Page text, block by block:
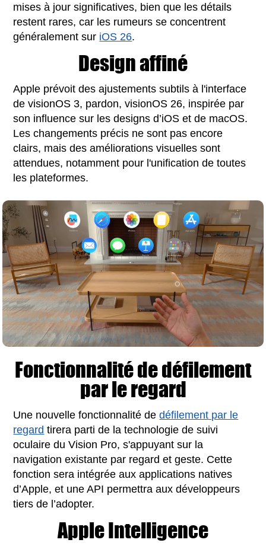
mises à jour significatives, bien que les détails
restent rares, car les rumeurs se concentrent
généralement sur iOS 26.
Design affiné
Apple prévoit des ajustements subtils à l'interface
de visionOS 3, pardon, visionOS 26, inspirée par
son influence sur les designs d’iOS et de macOS.
Les changements précis ne sont pas encore
clairs, mais des améliorations visuelles sont
attendues, notamment pour l'unification de toutes
les plateformes.
Fonctionnalité de défilement
par le regard
Une nouvelle fonctionnalité dedéfilement par le
regard tirera parti de la technologie de suivi
oculaire du Vision Pro, s'appuyant sur la
navigation existante par regard et geste. Cette
fonction sera intégrée aux applications natives
d’Apple, et une API permettra aux développeurs
tiers de l’adopter.
Apple Intelligence